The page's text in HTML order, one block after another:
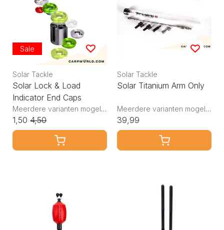
Sale
Solar Tackle
Solar Lock & Load
Indicator End Caps
Meerdere varianten mogelijk
1,50 4,50
Solar Tackle
Solar Titanium Arm Only
Meerdere varianten mogelijk
39,99